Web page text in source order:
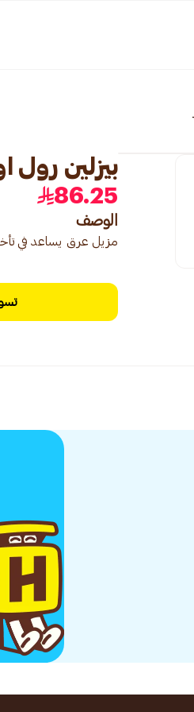
بيزلين رول
86.25
الوصف
مزيل عرق يساعد في